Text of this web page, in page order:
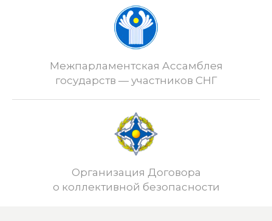
Межпарламентская Ассамблея
государств — участников СНГ
Организация Договора
о коллективной безопасности